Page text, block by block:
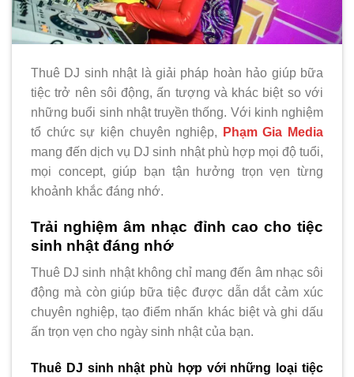
Thuê DJ sinh nhật là giải pháp hoàn hảo giúp bữa
tiệc trở nên sôi động, ấn tượng và khác biệt so với
những buổi sinh nhật truyền thống. Với kinh nghiệm
tổ chức sự kiện chuyên nghiệp,
Phạm Gia Media
mang đến dịch vụ DJ sinh nhật phù hợp mọi độ tuổi,
mọi concept, giúp bạn tận hưởng trọn vẹn từng
khoảnh khắc đáng nhớ.
Trải nghiệm âm nhạc đỉnh cao cho tiệc
sinh nhật đáng nhớ
Thuê DJ sinh nhật không chỉ mang đến âm nhạc sôi
động mà còn giúp bữa tiệc được dẫn dắt cảm xúc
chuyên nghiệp, tạo điểm nhấn khác biệt và ghi dấu
ấn trọn vẹn cho ngày sinh nhật của bạn.
Thuê DJ sinh nhật phù hợp với những loại tiệc